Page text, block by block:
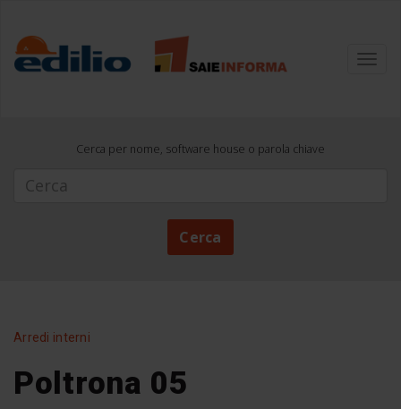
Cerca per nome, software house o parola chiave
Cerca
Arredi interni
Poltrona 05